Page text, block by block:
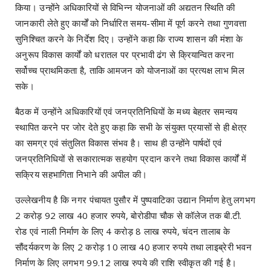
किया। उन्होंने अधिकारियों से विभिन्न योजनाओं की अद्यतन स्थिति की
जानकारी लेते हुए कार्यों को निर्धारित समय-सीमा में पूर्ण करने तथा गुणवत्ता
सुनिश्चित करने के निर्देश दिए। उन्होंने कहा कि राज्य शासन की मंशा के
अनुरूप विकास कार्यों को धरातल पर प्रभावी ढंग से क्रियान्वित करना
सर्वोच्च प्राथमिकता है, ताकि आमजन को योजनाओं का प्रत्यक्ष लाभ मिल
सके।
बैठक में उन्होंने अधिकारियों एवं जनप्रतिनिधियों के मध्य बेहतर समन्वय
स्थापित करने पर जोर देते हुए कहा कि सभी के संयुक्त प्रयासों से ही क्षेत्र
का समग्र एवं संतुलित विकास संभव है। साथ ही उन्होंने पार्षदों एवं
जनप्रतिनिधियों से सकारात्मक सहयोग प्रदान करने तथा विकास कार्यों में
सक्रिय सहभागिता निभाने की अपील की।
उल्लेखनीय है कि नगर पंचायत पुसौर में पुष्पवाटिका उद्यान निर्माण हेतु लगभग
2 करोड़ 92 लाख 40 हजार रुपये, बोरोडीपा चौक से कॉलेज तक बी.टी.
रोड एवं नाली निर्माण के लिए 4 करोड़ 8 लाख रुपये, चंदन तालाब के
सौंदर्यकरण के लिए 2 करोड़ 10 लाख 40 हजार रुपये तथा लाइब्रेरी भवन
निर्माण के लिए लगभग 99.12 लाख रुपये की राशि स्वीकृत की गई है।